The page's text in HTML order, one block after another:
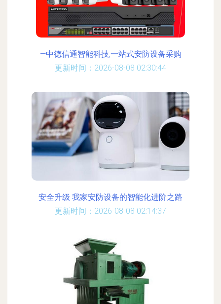
—中德信通智能科技,一站式安防设备采购
更新时间：2026-08-08 02:30:44
安全升级 我家安防设备的智能化进阶之路
更新时间：2026-08-08 02:14:37